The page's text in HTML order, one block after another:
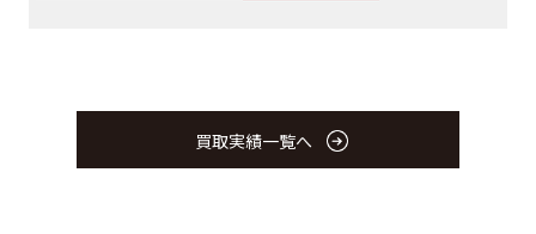
買取実績一覧へ